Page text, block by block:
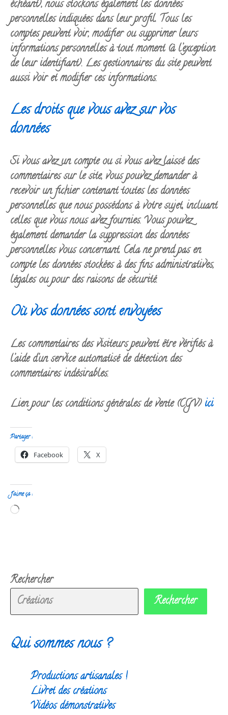
échéant), nous stockons également les données
personnelles indiquées dans leur profil. Tous les
comptes peuvent voir, modifier ou supprimer leurs
informations personnelles à tout moment (à l’exception
de leur identifiant). Les gestionnaires du site peuvent
aussi voir et modifier ces informations.
Les droits que vous avez sur vos
données
Si vous avez un compte ou si vous avez laissé des
commentaires sur le site, vous pouvez demander à
recevoir un fichier contenant toutes les données
personnelles que nous possédons à votre sujet, incluant
celles que vous nous avez fournies. Vous pouvez
également demander la suppression des données
personnelles vous concernant. Cela ne prend pas en
compte les données stockées à des fins administratives,
légales ou pour des raisons de sécurité.
Où vos données sont envoyées
Les commentaires des visiteurs peuvent être vérifiés à
l’aide d’un service automatisé de détection des
commentaires indésirables.
Lien pour les conditions générales de vente (CGV)ici
Partager :
Facebook X
J’aime ça :
Chargement…
Rechercher
Rechercher
Qui sommes nous ?
Productions artisanales !
Livret des créations
Vidéos démonstratives